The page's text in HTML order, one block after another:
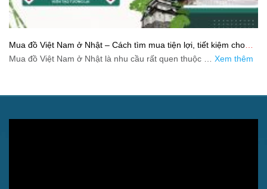
Mua đồ Việt Nam ở Nhật – Cách tìm mua tiện lợi, tiết kiệm cho
người xa quê
Mua đồ Việt Nam ở Nhật là nhu cầu rất quen thuộc … Xem thêm